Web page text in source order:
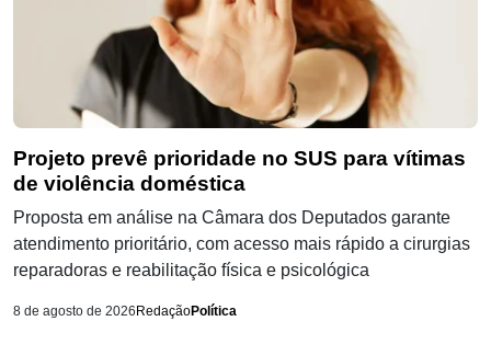
Projeto prevê prioridade no SUS para vítimas
de violência doméstica
Proposta em análise na Câmara dos Deputados garante
atendimento prioritário, com acesso mais rápido a cirurgias
reparadoras e reabilitação física e psicológica
8 de agosto de 2026 RedaçãoPolítica